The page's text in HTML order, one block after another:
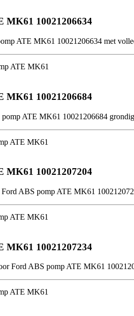
MK61 10021206634
ATE MK61 10021206634 met
ATE MK61
MK61 10021206684
ATE MK61 10021206684
ATE MK61
MK61 10021207204
ABS pomp ATE MK61
ATE MK61
MK61 10021207234
Ford ABS pomp ATE MK61
ATE MK61